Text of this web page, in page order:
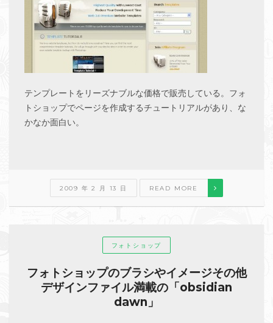
テンプレートをリーズナブルな価格で販売している。フォ
トショップでページを作成するチュートリアルがあり、な
かなか面白い。
2009 年 2 月 13 日 READ MORE
フォトショップ
フォトショップのブラシやイメージその他
デザインファイル満載の「obsidian
dawn」